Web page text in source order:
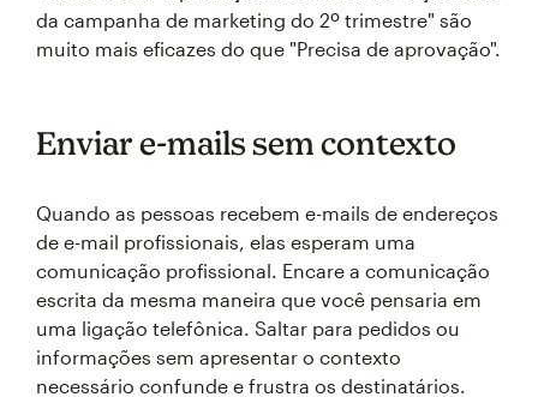
da campanha de marketing do 2º trimestre" são
muito mais eficazes do que "Precisa de aprovação".
Enviar e-mails sem contexto
Quando as pessoas recebem e-mails de endereços
de e-mail profissionais, elas esperam uma
comunicação profissional. Encare a comunicação
escrita da mesma maneira que você pensaria em
uma ligação telefônica. Saltar para pedidos ou
informações sem apresentar o contexto
necessário confunde e frustra os destinatários.